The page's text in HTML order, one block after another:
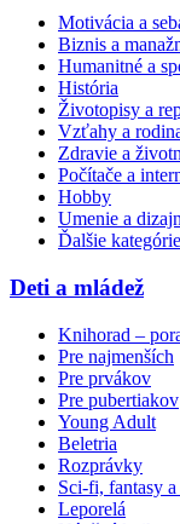
Motivácia a
Biznis a
Humanitné a
História
Životopisy a
Vzťahy a
Zdravie a
Počítače a
Hobby
Umenie a dizajn
Ďalšie kategórie
Deti a mládež
Knihorad –
Pre najmenších
Pre prvákov
Pre pubertiakov
Young Adult
Beletria
Rozprávky
Sci-fi, fantasy
Leporelá